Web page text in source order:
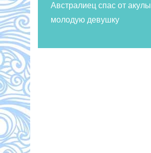
Австралиец спас от акулы
молодую девушку